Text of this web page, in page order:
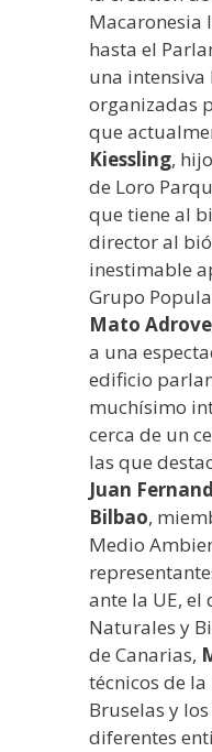
Macaronesia
hasta el
una intensiva
organizadas
que
Kiessling,
de Loro
que tiene al
director al
inestimable
Grupo
Mato
a una
edificio
muchísimo
cerca de un
las que
Juan
Bilbao,
Medio
ante la UE, el
Naturales y
de Canarias,
técnicos de la
Bruselas y
diferentes